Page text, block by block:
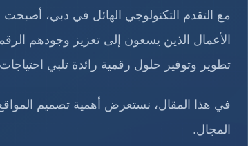
مع التقدم التكنولوجي الهائل في دبي، أصبحت
الأعمال الذين يسعون إلى تعزيز وجودهم
تطوير وتوفير حلول رقمية رائدة تلبي
في هذا المقال، نستعرض أهمية تصميم
المجال.